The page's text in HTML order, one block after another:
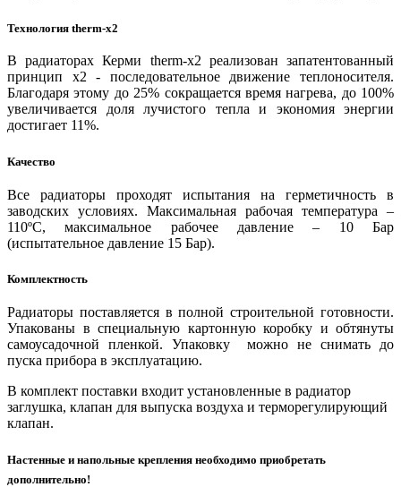
Технология therm-x2
В радиаторах Керми therm-x2 реализован запатентованный
принцип x2 - последовательное движение теплоносителя.
Благодаря этому до 25% сокращается время нагрева, до 100%
увеличивается доля лучистого тепла и экономия энергии
достигает 11%.
Качество
Все радиаторы проходят испытания на герметичность в
заводских условиях. Максимальная рабочая температура –
110ºС, максимальное рабочее давление – 10 Бар
(испытательное давление 15 Бар).
Комплектность
Радиаторы поставляется в полной строительной готовности.
Упакованы в специальную картонную коробку и обтянуты
самоусадочной пленкой. Упаковку можно не снимать до
пуска прибора в эксплуатацию.
В комплект поставки входит установленные в радиатор
заглушка, клапан для выпуска воздуха и терморегулирующий
клапан.
Настенные и напольные крепления необходимо приобретать
дополнительно!